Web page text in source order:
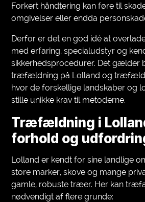
Forkert håndtering kan føre til
omgivelser eller endda
Derfor er det en god idé at
med erfaring, specialudstyr og
sikkerhedsprocedurer. Det gælder
træfældning på Lolland og
hvor de forskellige landskaber og
stille unikke krav til metoderne.
Træfældning i
forhold og
Lolland er kendt for sine landlige
store marker, skove og mange
gamle, robuste træer. Her kan
nødvendigt af flere grunde: